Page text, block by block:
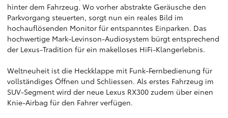
hinter dem Fahrzeug. Wo vorher abstrakte Geräusche den
Parkvorgang steuerten, sorgt nun ein reales Bild im
hochauflösenden Monitor für entspanntes Einparken. Das
hochwertige Mark-Levinson-Audiosystem bürgt entsprechend
der Lexus-Tradition für ein makelloses HiFi-Klangerlebnis.
Weltneuheit ist die Heckklappe mit Funk-Fernbedienung für
vollständiges Öffnen und Schliessen. Als erstes Fahrzeug im
SUV-Segment wird der neue Lexus RX300 zudem über einen
Knie-Airbag für den Fahrer verfügen.